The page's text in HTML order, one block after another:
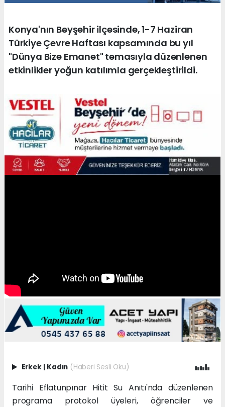
Konya'nın Beyşehir ilçesinde, 1-7 Haziran
Türkiye Çevre Haftası kapsamında bu yıl
"Dünya Bize Emanet" temasıyla düzenlenen
etkinlikler yoğun katılımla gerçekleştirildi.
Erkek Kadın (Haberi Sesli Oku)
Tarihi Eflatunpınar Hitit Su Anıtı'nda düzenlenen
programa protokol üyeleri, öğrenciler ve